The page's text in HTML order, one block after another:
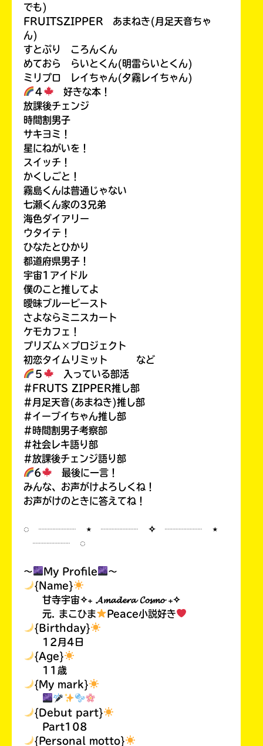
でも)
FRUITSZIPPER あまねき(月足天音ちゃ
ん)
すとぷり ころんくん
めておら らいとくん(明雷らいとくん)
ミリプロ レイちゃん(夕霧レイちゃん)
４
好きな本！
放課後チェンジ
時間割男子
サキヨミ！
星にねがいを！
スイッチ！
かくしごと！
霧島くんは普通じゃない
七瀬くん家の3兄弟
海色ダイアリー
ウタイテ！
ひなたとひかり
都道府県男子！
宇宙1アイドル
僕のこと推してよ
曖昧ブルービースト
さよならミニスカート
ケモカフェ！
プリズム×プロジェクト
初恋タイムリミット など
５
入っている部活
#FRUTS ZIPPER推し部
#月足天音(あまねき)推し部
#イーブイちゃん推し部
#時間割男子考察部
#社会レキ語り部
#放課後チェンジ語り部
6
最後に一言！
みんな、お声がけよろしくね！
お声がけのときに答えてね！
◌ ┈┈┈┈ ⋆ ┈┈┈┈ ✧ ┈┈┈┈ ⋆
┈┈┈┈ ◌
〜 My Profile
〜
{Name}
甘寺宇宙✧₊ 𝓐𝓶𝓪𝓭𝓮𝓻𝓪 𝓒𝓸𝓼𝓶𝓸 ₊✧
元. まこひま
Peace小説好き
{Birthday}
12月4日
{Age}
11歳
{My mark}
{Debut part}
Part108
{Personal motto}